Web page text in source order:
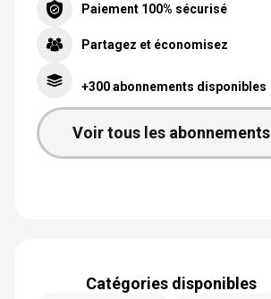
Paiement 100% sécurisé
Partagez et économisez
+300 abonnements disponibles
Voir tous les abonnements
Catégories disponibles